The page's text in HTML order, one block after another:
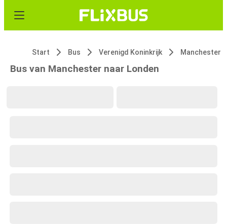
Start Bus Verenigd Koninkrijk Manchester
Bus van Manchester naar Londen